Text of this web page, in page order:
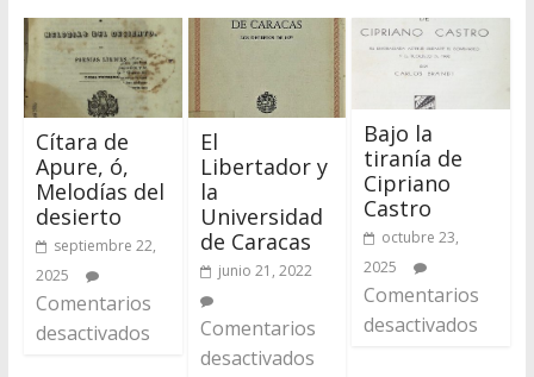
Cítara de
Apure, ó,
Melodías del
desierto
septiembre 22,
2025
Comentarios
desactivados
El
Libertador y
la
Universidad
de Caracas
junio 21, 2022
Comentarios
desactivados
Bajo la
tiranía de
Cipriano
Castro
octubre 23,
2025
Comentarios
desactivados